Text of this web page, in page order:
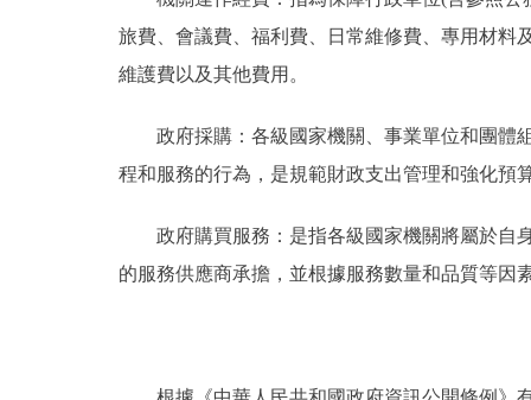
旅費、會議費、福利費、日常維修費、專用材料
維護費以及其他費用。
政府採購：各級國家機關、事業單位和團體組
程和服務的行為，是規範財政支出管理和強化預
政府購買服務：是指各級國家機關將屬於自身
的服務供應商承擔，並根據服務數量和品質等因